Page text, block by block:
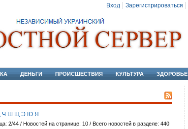
Вход Зарегистрироваться
ДЕНЬГИ ПРОИСШЕСТВИЯ КУЛЬТУРА ЗДОРОВЬЕ
Ч Ш Щ Э Ю Я
2/44 / Новостей на странице: 10 / Всего новостей в разделе: 440